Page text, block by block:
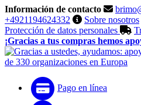
Información de contacto
+4921194624332
Sobre nosotros
Protección de datos personales
¡Gracias a tus compras hemos
Pago en línea